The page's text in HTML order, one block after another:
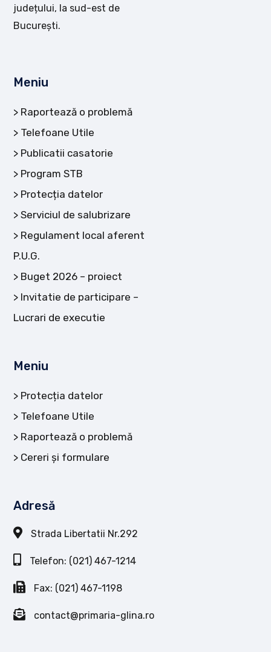
județului, la sud-est de
București.
Meniu
Raportează o problemă
Telefoane Utile
Publicatii casatorie
Program STB
Protecția datelor
Serviciul de salubrizare
Regulament local aferent
P.U.G.
Buget 2026 – proiect
Invitatie de participare –
Lucrari de executie
Meniu
Protecția datelor
Telefoane Utile
Raportează o problemă
Cereri și formulare
Adresă
Strada Libertatii Nr.292
Telefon: (021) 467-1214
Fax: (021) 467-1198
contact@primaria-glina.ro